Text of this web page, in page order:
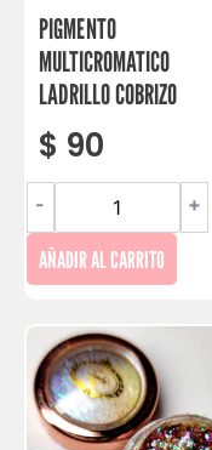
PIGMENTO
MULTICROMATICO
LADRILLO COBRIZO
$ 90
- +
AÑADIR AL CARRITO